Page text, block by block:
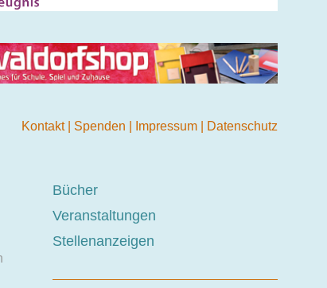
Kontakt Spenden Impressum Datenschutz
Bücher
Veranstaltungen
Stellenanzeigen